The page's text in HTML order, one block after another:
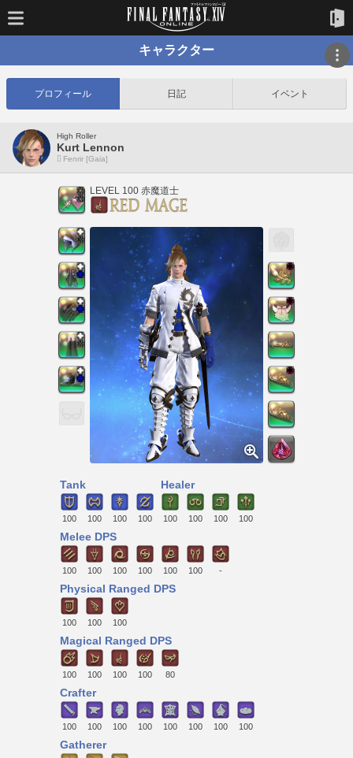
キャラクター
プロフィール 日記 イベント
High Roller
Kurt Lennon
Fenrir [Gaia]
LEVEL 100 赤魔道士
Tank
100 100 100 100
Healer
100 100 100 100
Melee DPS
100 100 100 100 100 100 -
Physical Ranged DPS
100 100 100
Magical Ranged DPS
100 100 100 100 80
Crafter
100 100 100 100 100 100 100 100
Gatherer